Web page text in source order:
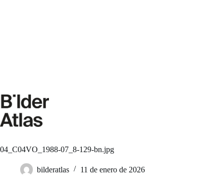
04_C04VO_1988-07_8-129-bn.jpg
bilderatlas 11 de enero de 2026